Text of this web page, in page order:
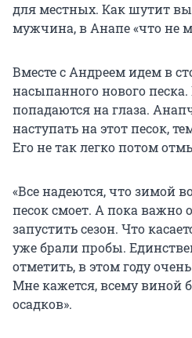
для местных. Как шутит
мужчина, в Анапе «что не
Вместе с Андреем идем в
насыпанного нового
попадаются на глаза.
наступать на этот песок,
Его не так легко потом
«Все надеются, что зимой
песок смоет. А пока
запустить сезон. Что
уже брали пробы.
отметить, в этом году
Мне кажется, всему виной
осадков».